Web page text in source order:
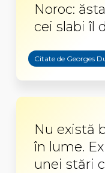
Noroc:
cei slabi îl
Citate de Georges
Nu există
în lume.
unei stări